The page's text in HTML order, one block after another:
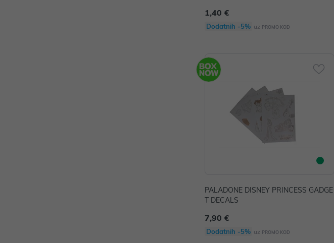
1,40 €
Dodatnih -5% uz PROMO KOD
PALADONE DISNEY PRINCESS GADGE
T DECALS
7,90 €
Dodatnih -5% uz PROMO KOD